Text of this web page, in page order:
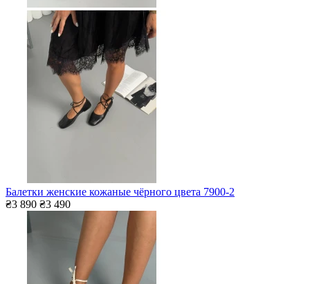
Балетки женские кожаные чёрного цвета 7900-2
₴3 890 ₴3 490